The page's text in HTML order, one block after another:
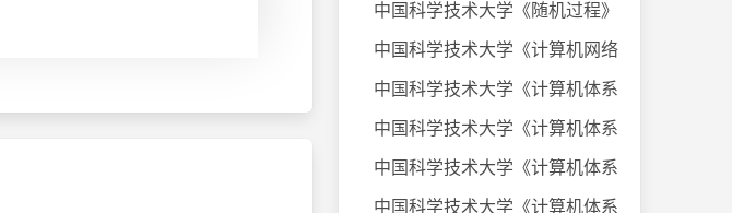
中国科学技术大学《随机过程》课件
中国科学技术大学《计算机网络》20
中国科学技术大学《计算机体系结构
中国科学技术大学《计算机体系结构
中国科学技术大学《计算机体系结构
中国科学技术大学《计算机体系结构